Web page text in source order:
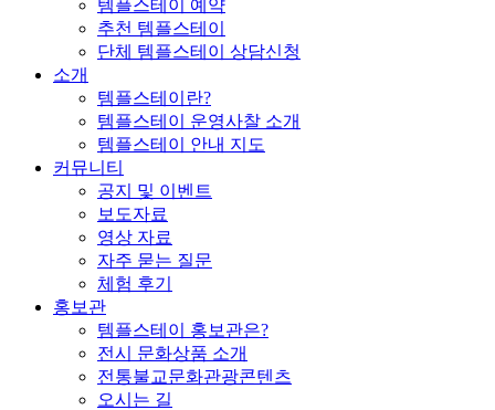
템플스테이 예약
추천 템플스테이
단체 템플스테이 상담신청
소개
템플스테이란?
템플스테이 운영사찰 소개
템플스테이 안내 지도
커뮤니티
공지 및 이벤트
보도자료
영상 자료
자주 묻는 질문
체험 후기
홍보관
템플스테이 홍보관은?
전시 문화상품 소개
전통불교문화관광콘텐츠
오시는 길